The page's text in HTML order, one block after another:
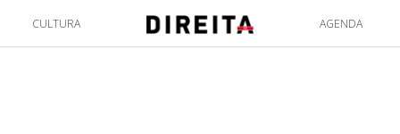
CULTURA AGENDA